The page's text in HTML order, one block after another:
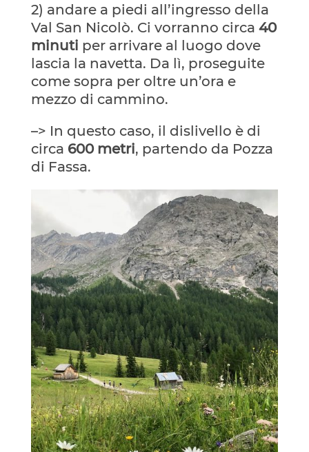
2) andare a piedi all’ingresso della
Val San Nicolò. Ci vorranno circa 40
minuti per arrivare al luogo dove
lascia la navetta. Da lì, proseguite
come sopra per oltre un’ora e
mezzo di cammino.
–> In questo caso, il dislivello è di
circa 600 metri, partendo da Pozza
di Fassa.